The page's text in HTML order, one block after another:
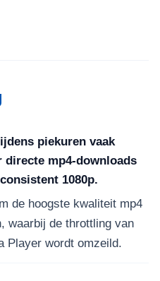
piekuren vaak
directe mp4-downloads
1080p.
de hoogste kwaliteit mp4
waarbij de throttling van
Player wordt omzeild.